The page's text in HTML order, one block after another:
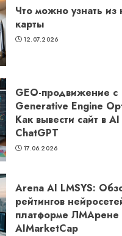
Что можно узнать из
карты
12.07.2026
GEO-продвижение с
Generative Engine
Как вывести сайт в
ChatGPT
17.06.2026
Arena AI LMSYS:
рейтингов
платформе ЛМАрене
AIMarketCap